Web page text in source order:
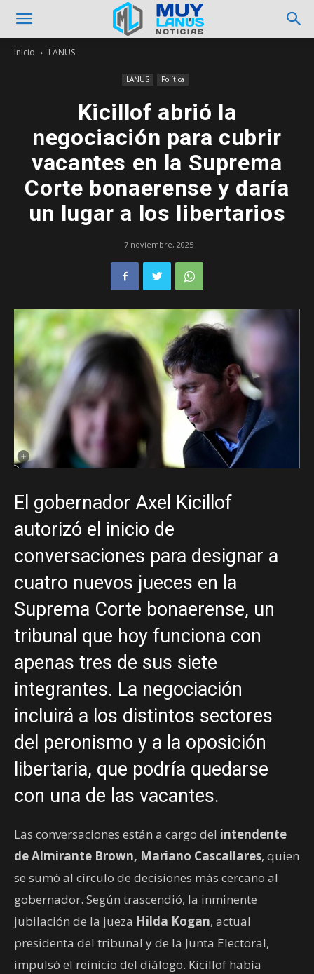
Inicio LANUS
LANUS Política
Kicillof abrió la
negociación para cubrir
vacantes en la Suprema
Corte bonaerense y daría
un lugar a los libertarios
7 noviembre, 2025
El gobernador Axel Kicillof
autorizó el inicio de
conversaciones para designar a
cuatro nuevos jueces en la
Suprema Corte bonaerense, un
tribunal que hoy funciona con
apenas tres de sus siete
integrantes. La negociación
incluirá a los distintos sectores
del peronismo y a la oposición
libertaria, que podría quedarse
con una de las vacantes.
Las conversaciones están a cargo del intendente
de Almirante Brown, Mariano Cascallares, quien
se sumó al círculo de decisiones más cercano al
gobernador. Según trascendió, la inminente
jubilación de la jueza Hilda Kogan, actual
presidenta del tribunal y de la Junta Electoral,
impulsó el reinicio del diálogo. Kicillof había